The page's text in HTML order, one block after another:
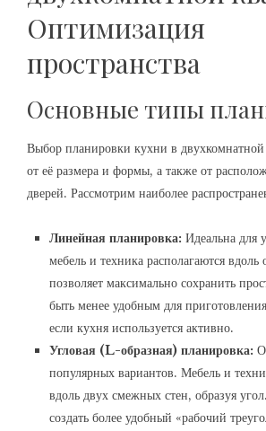
Оптимизация
пространства
Основные типы
Выбор планировки кухни в двухкомнатной
от её размера и формы, а также от
дверей. Рассмотрим наиболее
Линейная планировка: Идеальна для
мебель и техника располагаются
позволяет максимально сохранить
быть менее удобным для
если кухня используется активно.
Угловая (L-образная) планировка:
популярных вариантов. Мебель и
вдоль двух смежных стен, образуя
создать более удобный «рабочий